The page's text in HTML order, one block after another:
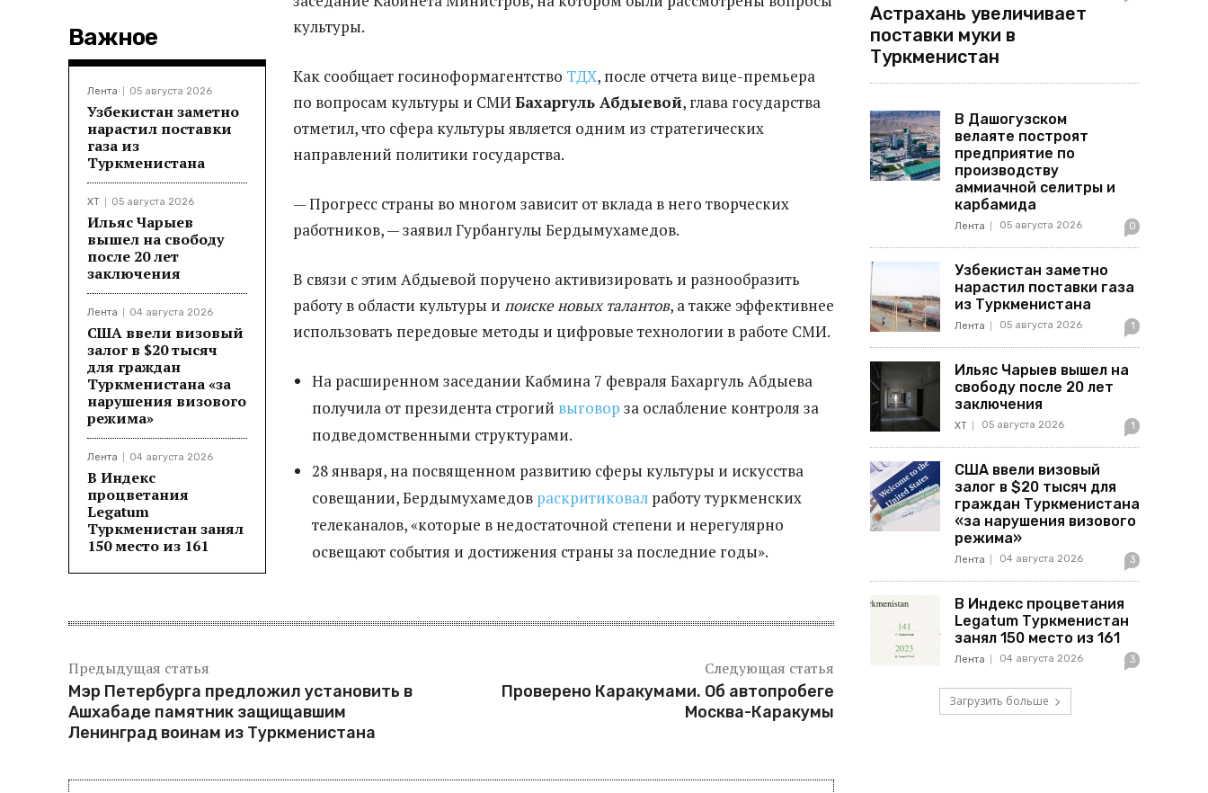
Важное
Лента 05 августа 2026
Узбекистан заметно
нарастил поставки
газа из
Туркменистана
ХТ 05 августа 2026
Ильяс Чарыев
вышел на свободу
после 20 лет
заключения
Лента 04 августа 2026
США ввели визовый
залог в $20 тысяч
для граждан
Туркменистана «за
нарушения визового
режима»
Лента 04 августа 2026
В Индекс
процветания
Legatum
Туркменистан занял
150 место из 161
культуры.
Как сообщает госиноформагентство ТДХ, после отчета вице-премьера
по вопросам культуры и СМИБахаргуль Абдыевой, глава государства
отметил, что сфера культуры является одним из стратегических
направлений политики государства.
— Прогресс страны во многом зависит от вклада в него творческих
работников, — заявил Гурбангулы Бердымухамедов.
В связи с этим Абдыевой поручено активизировать и разнообразить
работу в области культуры и поиске новых талантов, а также эффективнее
использовать передовые методы и цифровые технологии в работе СМИ.
На расширенном заседании Кабмина 7 февраля Бахаргуль Абдыева
получила от президента строгий выговор за ослабление контроля за
подведомственными структурами.
28 января, на посвященном развитию сферы культуры и искусства
совещании, Бердымухамедов раскритиковал работу туркменских
телеканалов, «которые в недостаточной степени и нерегулярно
освещают события и достижения страны за последние годы».
Предыдущая статья
Мэр Петербурга предложил установить в
Ашхабаде памятник защищавшим
Ленинград воинам из Туркменистана
Следующая статья
Проверено Каракумами. Об автопробеге
Москва-Каракумы
Астрахань увеличивает
поставки муки в
Туркменистан
В Дашогузском
велаяте построят
предприятие по
производству
аммиачной селитры и
карбамида
Лента 05 августа 2026 0
Узбекистан заметно
нарастил поставки газа
из Туркменистана
Лента 05 августа 2026 1
Ильяс Чарыев вышел на
свободу после 20 лет
заключения
ХТ 05 августа 2026 1
США ввели визовый
залог в $20 тысяч для
граждан Туркменистана
«за нарушения визового
режима»
Лента 04 августа 2026 3
В Индекс процветания
Legatum Туркменистан
занял 150 место из 161
Лента 04 августа 2026 3
Загрузить больше